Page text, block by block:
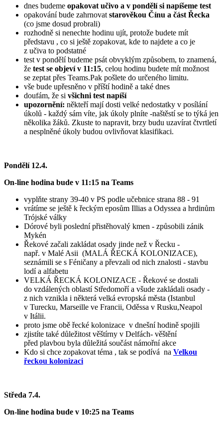
dnes budeme opakovat učivo a v pondělí si napíšeme test
opakování bude zahrnovat starověkou Čínu a část Řecka
(co jsme dosud probrali)
rozhodně si nenechte hodinu ujít, protože budete mít
představu , co si ještě zopakovat, kde to najdete a co je
z učiva to podstatné
test v pondělí budeme psát obvyklým způsobem, to znamená,
že test se objeví v 11:15, celou hodinu budete mít možnost
se zeptat přes Teams.Pak pošlete do určeného limitu.
vše bude upřesněno v příští hodině a také dnes
doufám, že si všichni test napíší
upozornění: někteří mají dosti velké nedostatky v posílání
úkolů - každý sám víte, jak úkoly plníte -naštěstí se to týká jen
několika žáků. Zkuste to napravit, brzy budu uzavírat čtvrtletí
a nesplněné úkoly budou ovlivňovat klasifikaci.
Pondělí 12.4.
On-line hodina bude v 11:15 na Teams
vyplňte strany 39-40 v PS podle učebnice strana 88 - 91
vrátíme se ještě k řeckým eposům Illias a Odyssea a hrdinům
Trójské války
Dórové byli poslední přistěhovalý kmen - způsobili zánik
Mykén
Řekové začali zakládat osady jinde než v Řecku -
např. v Malé Asii (MALÁ ŘECKÁ KOLONIZACE),
seznámili se s Féničany a převzali od nich znalosti - stavbu
lodí a alfabetu
VELKÁ ŘECKÁ KOLONIZACE - Řekové se dostali
do vzdálených oblastí Středomoří a všude zakládali osady -
z nich vznikla i některá velká evropská města (Istanbul
v Turecku, Marseille ve Francii, Oděssa v Rusku,Neapol
v Itálii.
proto jsme obě řecké kolonizace v dnešní hodině spojili
zjistíte také důležitost věštírny v Delfách- věštění
před plavbou byla důležitá součást námořní akce
Kdo si chce zopakovat téma , tak se podívá na Velkou
řeckou kolonizaci
Středa 7.4.
On-line hodina bude v 10:25 na Teams